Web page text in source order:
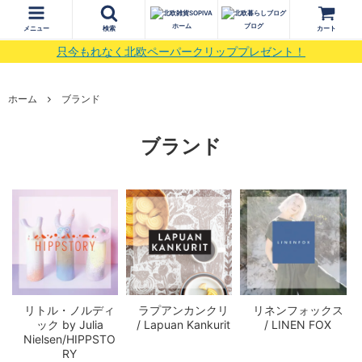
只今もれなく北欧ペーパークリッププレゼント！
メニュー 検索 ホーム ブログ カート
ホーム ブランド
ブランド
リトル・ノルディ
ック by Julia
Nielsen/HIPPSTO
RY
ラプアンカンクリ
/ Lapuan Kankurit
リネンフォックス
/ LINEN FOX